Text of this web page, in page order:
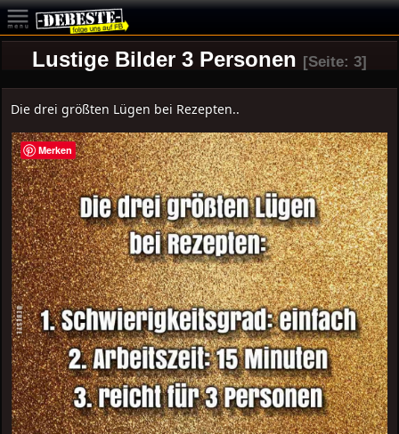
Lustige Bilder 3 Personen [Seite: 3]
Die drei größten Lügen bei Rezepten..
Merken